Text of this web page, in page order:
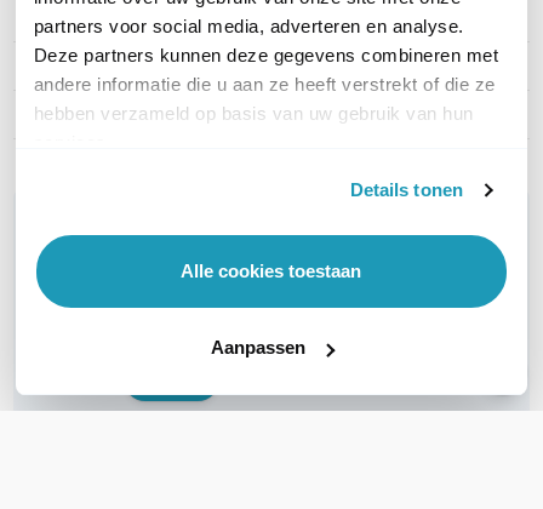
partners voor social media, adverteren en analyse.
Deze partners kunnen deze gegevens combineren met
andere informatie die u aan ze heeft verstrekt of die ze
hebben verzameld op basis van uw gebruik van hun
Details tonen
Alle cookies toestaan
Aanpassen
Frequentie VHF (Buiten / Open veld)
Aantal kanalen 32 tot 100
IP Certificering IPX8
Vraag het onze experts!